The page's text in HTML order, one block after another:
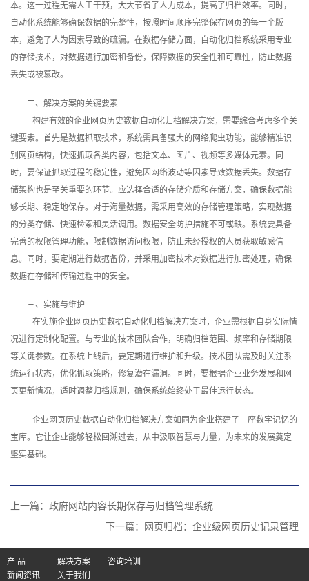
本。这一过程无需人工干预，大大节省了人力成本，提高了归档效率。同时，
自动化系统能够确保数据的完整性，按照时间顺序完整保存网页的每一个版
本，避免了人为因素导致的疏漏。在数据存储方面，自动化归档系统采用专业
的存储技术，对数据进行加密和备份，保障数据的安全性和可靠性，防止数据
丢失或被篡改。
二、解决方案的关键要素
构建有效的企业网页历史数据自动化归档解决方案，需要综合考虑多个关
键要素。首先是数据抓取技术，系统需具备强大的网络爬虫功能，能够精准识
别网页结构，快速抓取各类内容，包括文本、图片、视频等多媒体元素。同
时，要保证抓取过程的稳定性，避免因网络波动等因素导致数据丢失。数据存
储架构也是至关重要的环节。应选择合适的存储介质和存储方案，确保数据能
够长期、稳定地保存。对于海量数据，需采用高效的存储管理策略，实现数据
的分类存储、快速检索和灵活调用。数据安全防护措施不可或缺。系统要具备
完善的权限管理功能，限制数据访问权限，防止未经授权的人员获取敏感信
息。同时，要定期进行数据备份，并采用加密技术对数据进行加密处理，确保
数据在存储和传输过程中的安全。
三、实施与维护
在实施企业网页历史数据自动化归档解决方案时，企业需根据自身实际情
况进行定制化配置。与专业的技术团队合作，明确归档范围、频率和存储期限
等关键参数。在系统上线后，要定期进行维护和升级。技术团队需及时关注系
统运行状态，优化抓取策略，修复潜在漏洞。同时，要根据企业业务发展和网
页更新情况，适时调整归档规则，确保系统始终处于最佳运行状态。
企业网页历史数据自动化归档解决方案如同为企业搭建了一座数字记忆的
宝库。它让企业能够轻松回溯过去，从中汲取智慧与力量，为未来的发展奠定
坚实基础。‍
上一篇： 政府网站内容长期保存与归档管理系统
下一篇：
网页归档：企业级网页历史记录管理
产 品 解决方案
咨询培训
新闻资讯
关于我们